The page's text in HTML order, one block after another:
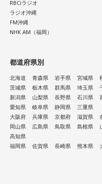
CLAPPER / club JOULE /
twice / FootRock&BEERS /
●チケット：
3DAYS PASS（全会場共通3
SATURDAY/SUNDAY/
券） ￥5,000
【注意事項】
※1ドリンク700円（税込）
風呂と街灯 / カドマチ / 上
ニー / かわにしなつき / き
Guiano / Ku:ui / kurage / ク
Mauve / こたに / THE・ス
川真生 / さちかぜあきの /
ざらばんし / THE ALTO /
キー / 寿理 / XinU / zoo zoo
ンプガール / sorato(band) /
/ Dannie May / タヌ-Tanu-
てまるい。 / TENSONG /
RBCiラジオ
ラジオ沖縄
FM沖縄
NHK AM（福岡）
都道府県別
北海道 青森県 岩手県 宮城県
茨城県
栃木県 群馬県 埼玉県
新潟県
山梨県 長野県 石川県
愛知県
岐阜県 静岡県
三重県
大阪府
兵庫県 京都府 滋賀県
岡山県
広島県 鳥取県 島根県
高知県
福岡県
佐賀県 長崎県 熊本県